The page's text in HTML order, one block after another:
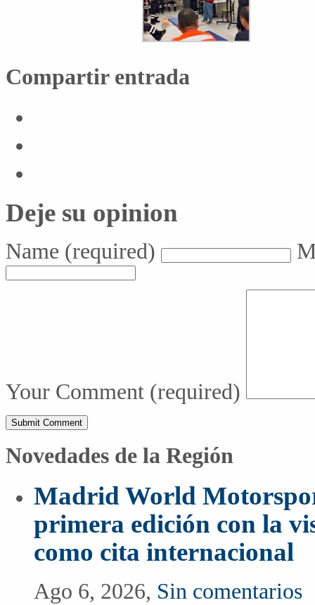
Compartir entrada
Deje su opinion
Name (required)
Your Comment (required)
Novedades de la Región
Madrid World
primera edición con la
como cita internacional
Ago 6, 2026, Sin comentarios